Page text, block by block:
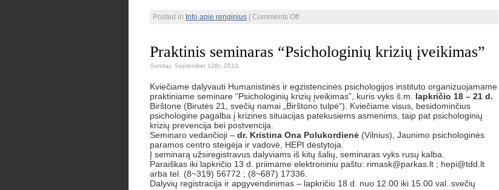
Posted in Info apie renginius Comments Offon
į
biblioterapiją”
Praktinis seminaras “Psichologinių krizių įveikimas”
Sunday, September 12th, 2010
Kviečiame dalyvauti Humanistinės ir egzistencinės psichologijos instituto organizuojamame
praktiniame seminare “Psichologinių krizių įveikimas”, kuris vyks š.m. lapkričio 18 – 21 d.
Birštone (Birutės 21, svečių namai „Birštono tulpė“). Kviečiame visus, besidominčius
psichologine pagalba į krizines situacijas patekusiems asmenims, taip pat psichologinių
krizių prevencija bei postvencija.
Seminaro vedančioji – dr. Kristina Ona Polukordienė (Vilnius), Jaunimo psichologinės
paramos centro steigėja ir vadovė, HEPI dėstytoja.
Į seminarą užsiregistravus dalyviams iš kitų šalių, seminaras vyks rusų kalba.
Paraiškas iki lapkričio 13 d. priimame elektroniniu paštu: rimask@parkas.lt ; hepi@tdd.lt
arba tel. (8~319) 56772 ; (8~687) 17336.
Dalyvių registracija ir apgyvendinimas – lapkričio 18 d. nuo 12.00 iki 15.00 val. svečių